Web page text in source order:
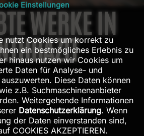
WERKE IN
Einstellungen
nutzt Cookies um korrekt zu
ein bestmögliches Erlebnis zu
hinaus nutzen wir Cookies um
Daten für Analyse- und
Diese Daten können
z.B. Suchmaschinenanbieter
Weitergehende Informationen
Datenschutzerklärung. Wenn
der Daten einverstanden sind,
COOKIES AKZEPTIEREN.